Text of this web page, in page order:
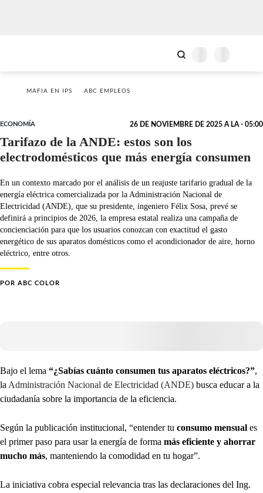
MAFIA EN IPS ABC EMPLEOS
ECONOMÍA 26 DE NOVIEMBRE DE 2025 A LA - 05:00
Tarifazo de la ANDE: estos son los
electrodomésticos que más energía consumen
En un contexto marcado por el análisis de un reajuste tarifario gradual de la
energía eléctrica comercializada por la Administración Nacional de
Electricidad (ANDE), que su presidente, ingeniero Félix Sosa, prevé se
definirá a principios de 2026, la empresa estatal realiza una campaña de
concienciación para que los usuarios conozcan con exactitud el gasto
energético de sus aparatos domésticos como el acondicionador de aire, horno
eléctrico, entre otros.
POR ABC COLOR
Bajo el lema “¿Sabías cuánto consumen tus aparatos eléctricos?”,
la Administración Nacional de Electricidad (ANDE) busca educar a la
ciudadanía sobre la importancia de la eficiencia.
Según la publicación institucional, “entender tu consumo mensual es
el primer paso para usar la energía de forma más eficiente y ahorrar
mucho más, manteniendo la comodidad en tu hogar”.
La iniciativa cobra especial relevancia tras las declaraciones del Ing.